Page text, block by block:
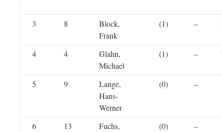
3 8
Block,
Frank
(1) –
4 4
Glahn,
Michael
(1) –
5 9
Lange,
Hans-
Werner
(0) –
6 13
Fuchs,
(0) –